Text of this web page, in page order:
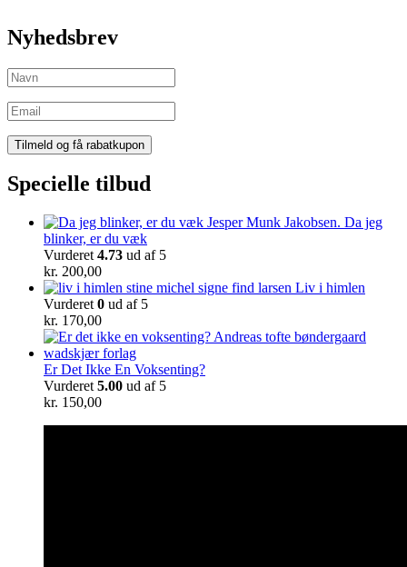
Nyhedsbrev
Specielle tilbud
Da jeg
blinker, er du væk
Vurderet 4.73 ud af 5
kr. 200,00
Liv i himlen
Vurderet 0 ud af 5
kr. 170,00
Er Det Ikke En Voksenting?
Vurderet 5.00 ud af 5
kr. 150,00